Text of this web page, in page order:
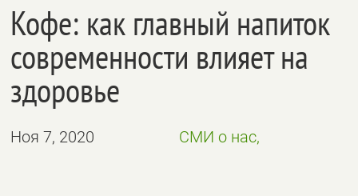
Кофе: как главный напиток
современности влияет на
здоровье
Ноя 7, 2020 СМИ о нас,